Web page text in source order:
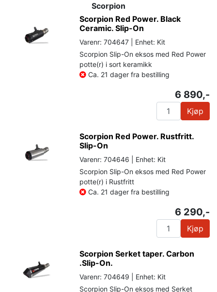
Scorpion
Scorpion Red Power. Black
Ceramic. Slip-On
Varenr: 704647 | Enhet: Kit
Scorpion Slip-On eksos med Red Power
potte(r) i sort keramikk
Ca. 21 dager fra bestilling
6 890,-
Kjøp
Scorpion Red Power. Rustfritt.
Slip-On
Varenr: 704646 | Enhet: Kit
Scorpion Slip-On eksos med Red Power
potte(r) i Rustfritt
Ca. 21 dager fra bestilling
6 290,-
Kjøp
Scorpion Serket taper. Carbon
.Slip-On.
Varenr: 704649 | Enhet: Kit
Scorpion Slip-On eksos med Serket